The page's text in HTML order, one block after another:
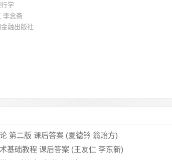
学
李念斋
融出版社
第二版 课后答案 (夏德钤 翁贻方)
基础教程 课后答案 (王友仁 李东新)